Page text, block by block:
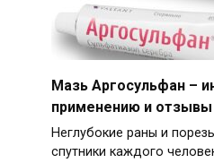
Мазь Аргосульфан –
применению и отзывы
Неглубокие раны и
спутники каждого